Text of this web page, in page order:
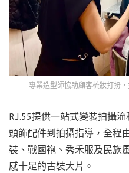
專業造型師協助顧客梳妝打扮
R.J.55提供一站式變裝拍攝
頭飾配件到拍攝指導，全程
裝、戰國袍、秀禾服及民族
感十足的古裝大片。